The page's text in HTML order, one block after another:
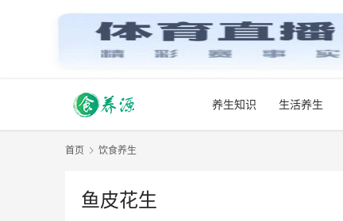
养生知识 生活养生
首页 饮食养生
鱼皮花生